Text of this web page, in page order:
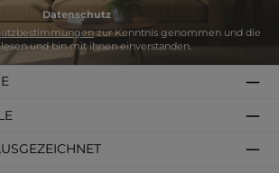
Datenschutz
zur Kenntnis genommen und die
und bin mit ihnen einverstanden.